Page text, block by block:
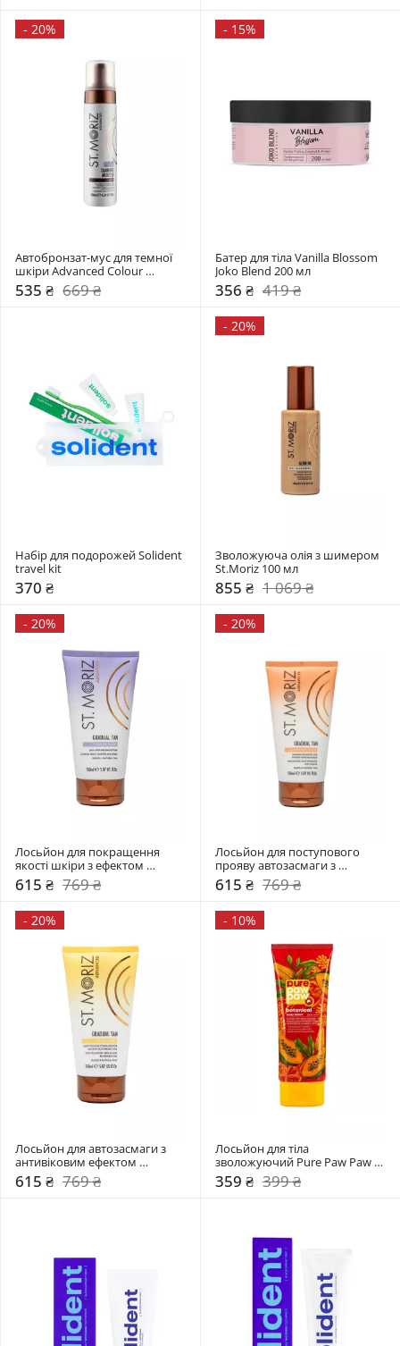
- 20%
Автобронзат-муc для темної
шкіри Advanced Colour
535 ₴ 669 ₴
- 15%
Батер для тіла Vanilla Blossom
356 ₴ 419 ₴
Набір для подорожей Solident
370 ₴
- 20%
Зволожуюча олія з шимером
855 ₴ 1 069 ₴
- 20%
Лосьйон для покращення
якості шкіри з ефектом
автозасмаги St.Moriz
615 ₴ 769 ₴
- 20%
Лосьйон для поступового
прояву автозасмаги з
шимером St.Moriz
615 ₴ 769 ₴
- 20%
Лосьйон для автозасмаги з
антивіковим ефектом
Advanced Tinted Gradual Tan
Lotion St.Moriz
615 ₴ 769 ₴
- 10%
Лосьйон для тіла
зволожуючий Pure Paw Paw
200 мл
359 ₴ 399 ₴